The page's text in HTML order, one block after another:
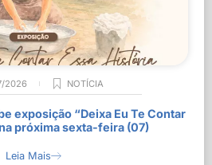
2026 NOTÍCIA
exposição “Deixa Eu Te Contar
próxima sexta-feira (07)
Leia Mais